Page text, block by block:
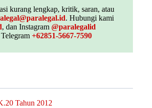
kurang lengkap, kritik, saran, atau
. Hubungi kami
, dan Instagram @paralegalid
+62851-5667-7590
Tahun 2012